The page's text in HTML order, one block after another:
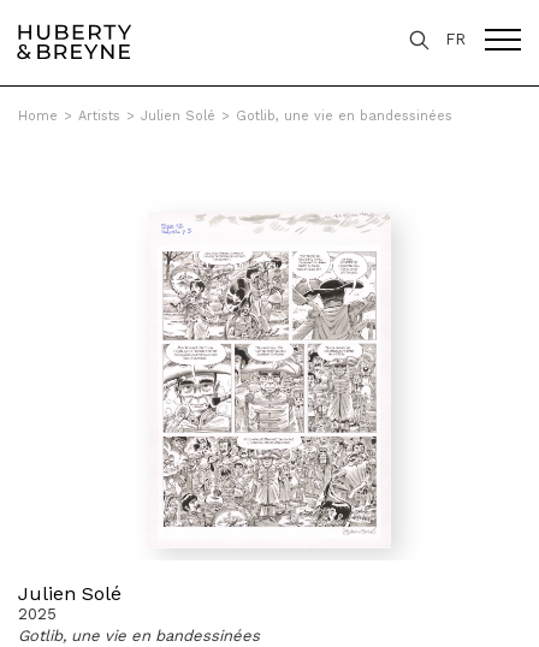
FR
Home > Artists > Julien Solé > Gotlib, une vie en bandessinées
Julien Solé
2025
Gotlib, une vie en bandessinées